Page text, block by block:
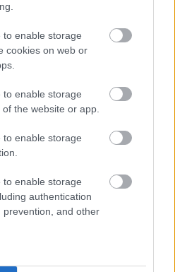
to enable storage
cookies on web or
to enable storage
the website or app.
to enable storage
to enable storage
authentication
and other
KORÁBBAN KEZDŐDIK
érdekében másfél órával
Handball elleni találkozó